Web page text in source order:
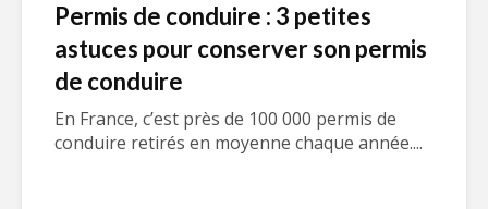
Permis de conduire : 3 petites
astuces pour conserver son permis
de conduire
En France, c’est près de 100 000 permis de
conduire retirés en moyenne chaque année....